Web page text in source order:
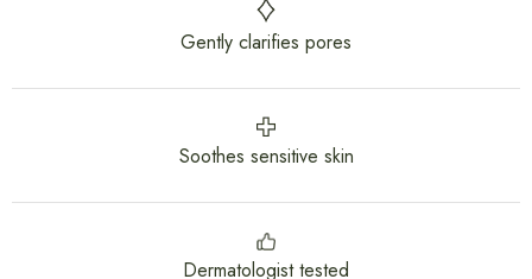
Gently clarifies pores
Soothes sensitive skin
Dermatologist tested